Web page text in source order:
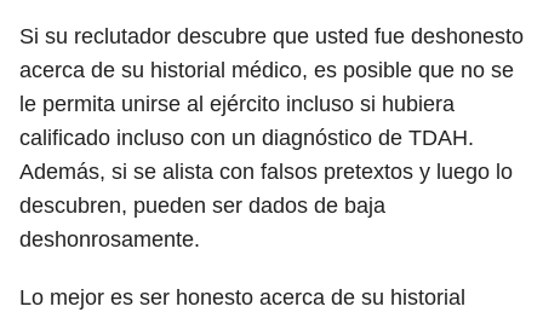
Si su reclutador descubre que usted fue deshonesto
acerca de su historial médico, es posible que no se
le permita unirse al ejército incluso si hubiera
calificado incluso con un diagnóstico de TDAH.
Además, si se alista con falsos pretextos y luego lo
descubren, pueden ser dados de baja
deshonrosamente.
Lo mejor es ser honesto acerca de su historial